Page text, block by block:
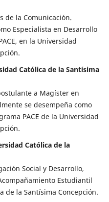
de la Comunicación.
Especialista en Desarrollo
en la Universidad
Católica de la Santísima
a Magíster en
se desempeña como
PACE de la Universidad
Católica de la
Social y Desarrollo,
Estudiantil
de la Santísima Concepción.